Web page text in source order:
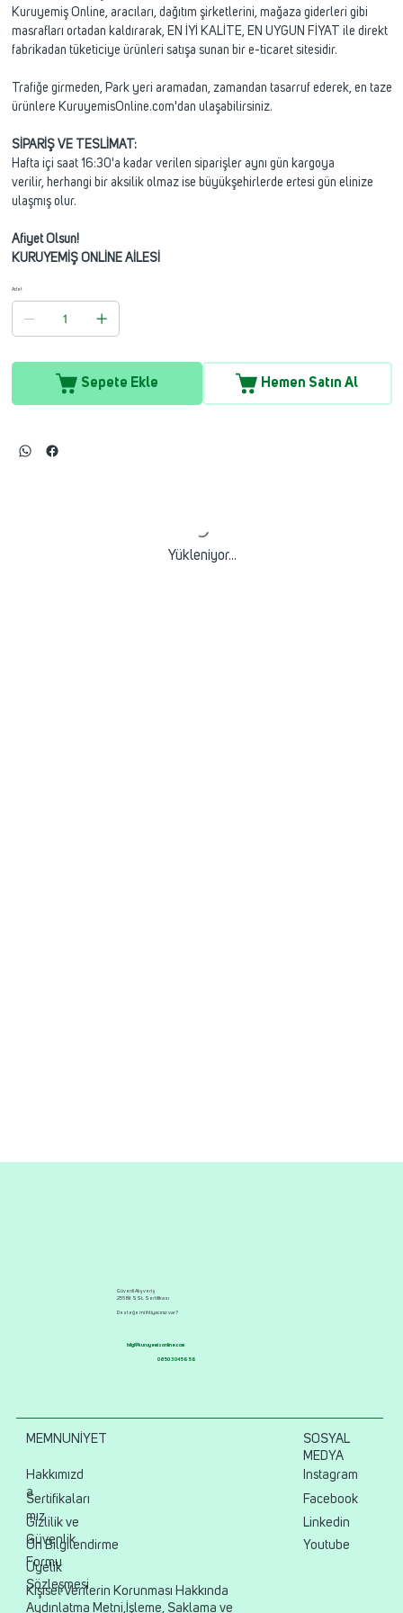
Kuruyemiş Online, aracıları, dağıtım şirketlerini, mağaza giderleri gibi
masrafları ortadan kaldırarak, EN İYİ KALİTE, EN UYGUN FİYAT ile direkt
fabrikadan tüketiciye ürünleri satışa sunan bir e-ticaret sitesidir.
Trafiğe girmeden, Park yeri aramadan, zamandan tasarruf ederek, en taze
ürünlere KuruyemisOnline.com'dan ulaşabilirsiniz.
SİPARİŞ VE TESLİMAT:
Hafta içi saat 16:30'a kadar verilen siparişler aynı gün kargoya
verilir, herhangi bir aksilik olmaz ise büyükşehirlerde ertesi gün elinize
ulaşmış olur.
Afiyet Olsun!
KURUYEMİŞ ONLİNE AİLESİ
Adet
Sepete Ekle Hemen Satın Al
Yükleniyor...
Güvenli Alışveriş
256 Bit SSL Sertifikası
Desteğe mi ihtiyacınız var?
bilgi@kuruyemisonline.com
0850 304 56 56
Hakkımızd
a
Sertifikaları
mız
MEMNUNİYET
Gizlilik ve
Güvenlik
Ön Bilgilendirme
Formu
Üyelik
Sözleşmesi
Kişisel Verilerin Korunması Hakkında
Aydınlatma Metni,İşleme, Saklama ve
SOSYAL
MEDYA
Instagram
Facebook
Linkedin
Youtube